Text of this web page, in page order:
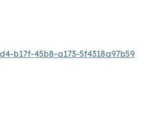
b17f-45b8-a173-5f4318a97b59